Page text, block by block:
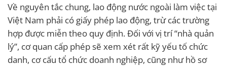
Về nguyên tắc chung, lao động nước ngoài làm việc tại
Việt Nam phải có giấy phép lao động, trừ các trường
hợp được miễn theo quy định. Đối với vị trí “nhà quản
lý”, cơ quan cấp phép sẽ xem xét rất kỹ yếu tố chức
danh, cơ cấu tổ chức doanh nghiệp, cũng như hồ sơ